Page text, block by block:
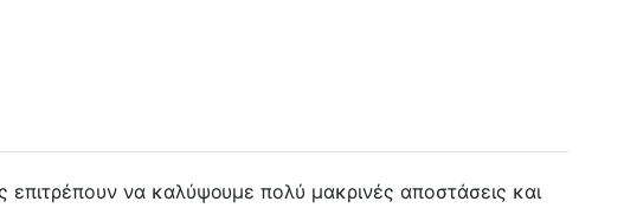
να καλύψουμε πολύ μακρινές αποστάσεις και